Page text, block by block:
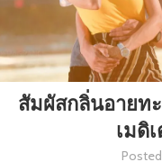
สัมผัสกลิ่นอายท
เมดิ